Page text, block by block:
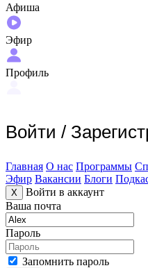
Афиша
Эфир
Профиль
Войти /
Главная О нас Программы
Эфир Вакансии Блоги
X
Войти в аккаунт
Ваша почта
Пароль
Запомнить пароль